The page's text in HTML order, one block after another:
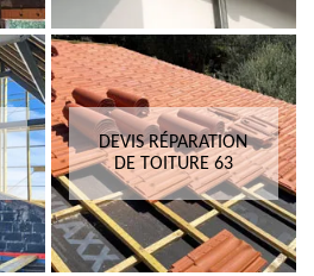
DEVIS RÉPARATION
DE TOITURE 63